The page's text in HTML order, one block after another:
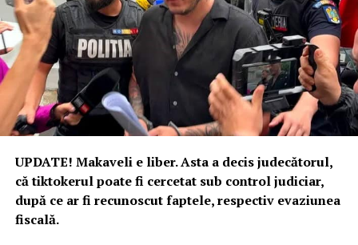
UPDATE! Makaveli e liber. Asta a decis judecătorul,
că tiktokerul poate fi cercetat sub control judiciar,
după ce ar fi recunoscut faptele, respectiv evaziunea
fiscală.